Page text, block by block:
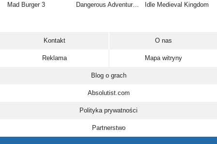
Mad Burger 3 Dangerous Adventure 2 Idle Medieval Kingdom
Kontakt O nas
Reklama Mapa witryny
Blog o grach
Absolutist.com
Polityka prywatności
Partnerstwo